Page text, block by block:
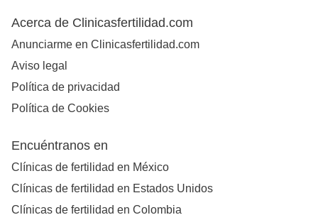
Acerca de Clinicasfertilidad.com
Anunciarme en Clinicasfertilidad.com
Aviso legal
Política de privacidad
Política de Cookies
Encuéntranos en
Clínicas de fertilidad en México
Clínicas de fertilidad en Estados Unidos
Clínicas de fertilidad en Colombia